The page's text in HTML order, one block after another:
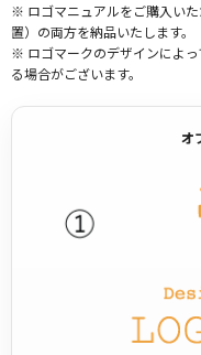
※ ロゴマニュアルをご購入い
置）の両方を納品いたします。
※ ロゴマークのデザインによ
る場合がございます。
オ